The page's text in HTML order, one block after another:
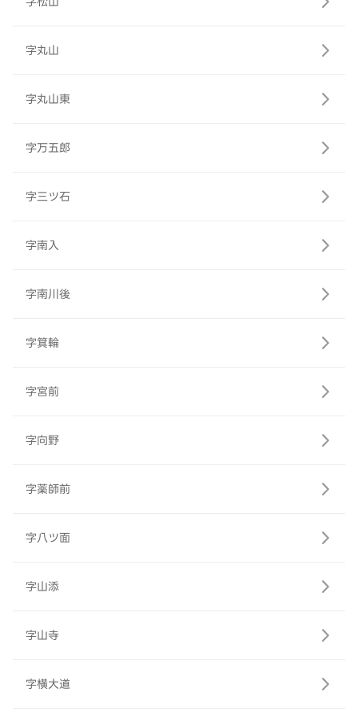
字丸山
字丸山東
字万五郎
字三ツ石
字南入
字南川後
字箕輪
字宮前
字向野
字薬師前
字八ツ面
字山添
字山寺
字横大道